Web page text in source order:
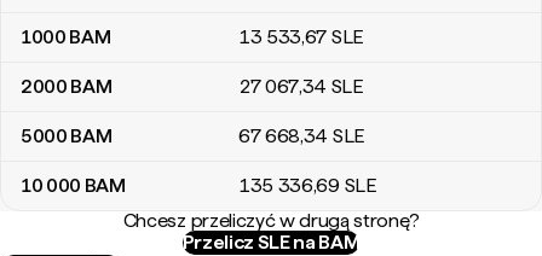
1000 BAM 13 533,67 SLE
2000 BAM 27 067,34 SLE
5000 BAM 67 668,34 SLE
10 000 BAM 135 336,69 SLE
Chcesz przeliczyć w drugą stronę?
Przelicz SLE na BAM